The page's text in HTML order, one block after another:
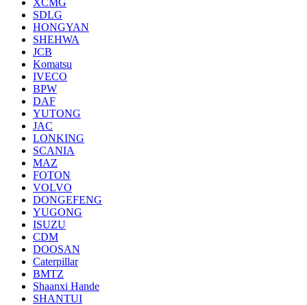
XCMG
SDLG
HONGYAN
SHEHWA
JCB
Komatsu
IVECO
BPW
DAF
YUTONG
JAC
LONKING
SCANIA
MAZ
FOTON
VOLVO
DONGEFENG
YUGONG
ISUZU
CDM
DOOSAN
Caterpillar
BMTZ
Shaanxi Hande
SHANTUI